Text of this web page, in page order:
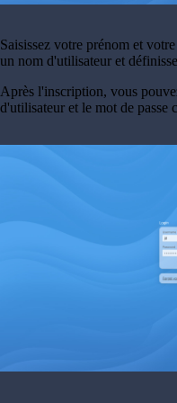
Saisissez votre prénom et
un nom d'utilisateur et
Après l'inscription, vous
d'utilisateur et le mot de passe